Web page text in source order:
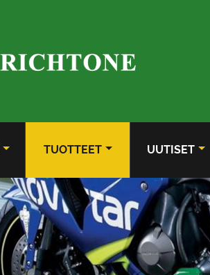
TUOTTEET UUTISET